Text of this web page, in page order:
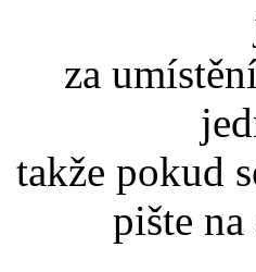
za
takže pokud
pište